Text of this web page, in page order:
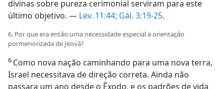
divinas sobre pureza cerimonial serviram para este
último objetivo. — Lev. 11:44; Gál. 3:19-25.
6. Por que era então uma necessidade especial a orientação
pormenorizada de Jeová?
6 Como nova nação caminhando para uma nova terra,
Israel necessitava de direção correta. Ainda não
passara um ano desde o Êxodo, e os padrões de vida